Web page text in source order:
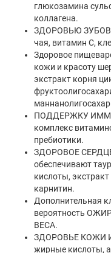
глюкозамина
коллагена.
ЗДОРОВЬЮ ЗУБОВ
чая, витамин С,
Здоровое
кожи и красоту
экстракт корня
ПОДДЕРЖКУ
комплекс
пребиотики.
ЗДОРОВОЕ
обеспечивают
кислоты,
карнитин.
Дополнительная
вероятность
ВЕСА.
ЗДОРОВЬЕ КОЖИ И
жирные кислоты,